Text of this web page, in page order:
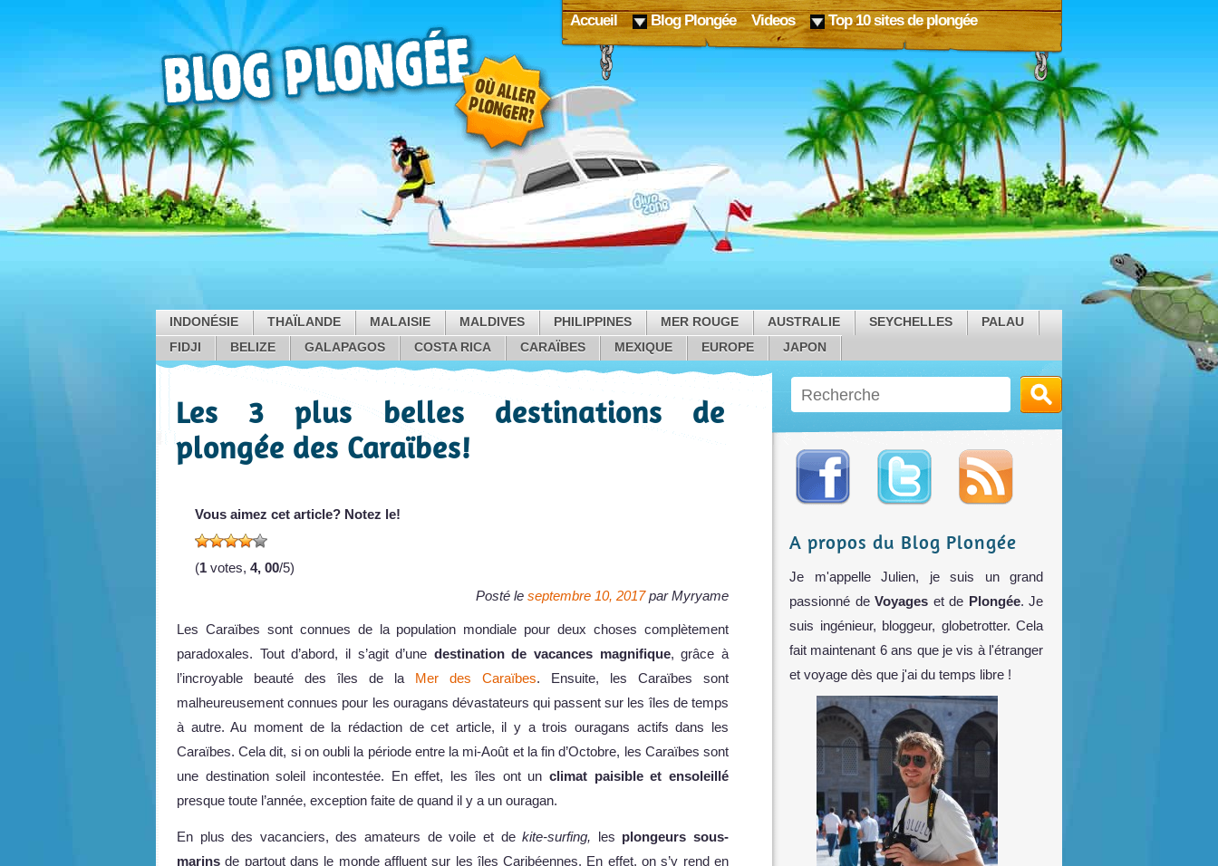
Accueil Blog Plongée Videos Top 10 sites de plongée
INDONÉSIE THAÏLANDE MALAISIE MALDIVES PHILIPPINES MER ROUGE AUSTRALIE SEYCHELLES
PALAU
FIDJI
BELIZE GALAPAGOS COSTA RICA CARAÏBES MEXIQUE EUROPE JAPON
Les 3 plus belles destinations de
plongée des Caraïbes!
Vous aimez cet article? Notez le!
(1 votes, 4, 00/5)
Posté le septembre 10, 2017 parMyryame
Les Caraïbes sont connues de la population mondiale pour deux choses complètement
paradoxales. Tout d’abord, il s’agit d’une destination de vacances magnifique, grâce à
l’incroyable beauté des îles de la Mer des Caraïbes. Ensuite, les Caraïbes sont
malheureusement connues pour les ouragans dévastateurs qui passent sur les îles de temps
à autre. Au moment de la rédaction de cet article, il y a trois ouragans actifs dans les
Caraïbes. Cela dit, si on oubli la période entre la mi-Août et la fin d’Octobre, les Caraïbes sont
une destination soleil incontestée. En effet, les îles ont un climat paisible et ensoleillé
presque toute l’année, exception faite de quand il y a un ouragan.
En plus des vacanciers, des amateurs de voile et dekite-surfing, les plongeurs sous-
marins de partout dans le monde affluent sur les îles Caribéennes. En effet, on s’y rend en
A propos du Blog Plongée
Je m'appelle Julien, je suis un grand
passionné de Voyages et de Plongée. Je
suis ingénieur, bloggeur, globetrotter. Cela
fait maintenant 6 ans que je vis à l'étranger
et voyage dès que j'ai du temps libre !